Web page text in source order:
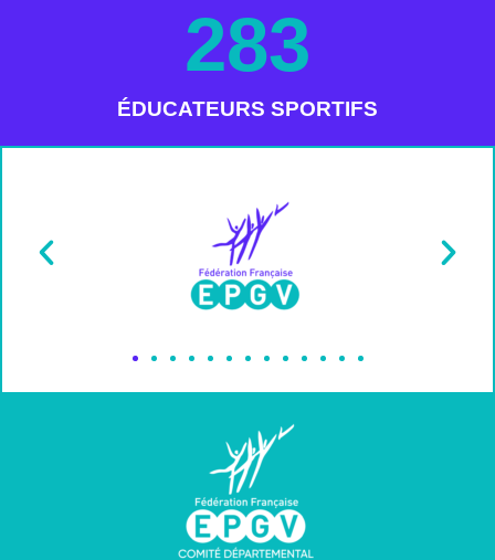
ÉDUCATEURS SPORTIFS
283